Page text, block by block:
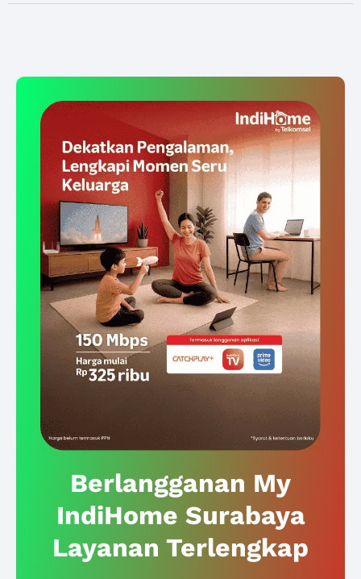
Berlangganan My
IndiHome Surabaya
Layanan Terlengkap